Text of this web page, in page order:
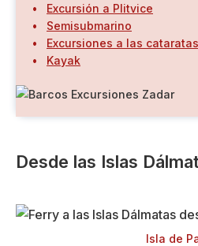
Excursión a Plitvice
Semisubmarino
Excursiones a las
Kayak
Desde las Islas
Isla de